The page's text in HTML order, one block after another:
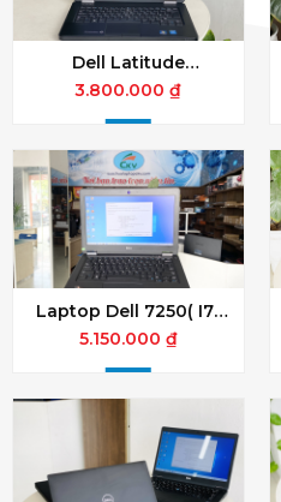
Dell Latitude
E5440/Core i5-4300U/
RAM 4Gb/ SSD 120Gb/
MÀN 14.0″ HD
3.800.000 ₫
Laptop Dell 7250( I7-
5600/8GB/256GB/ON/12.5
5.150.000 ₫